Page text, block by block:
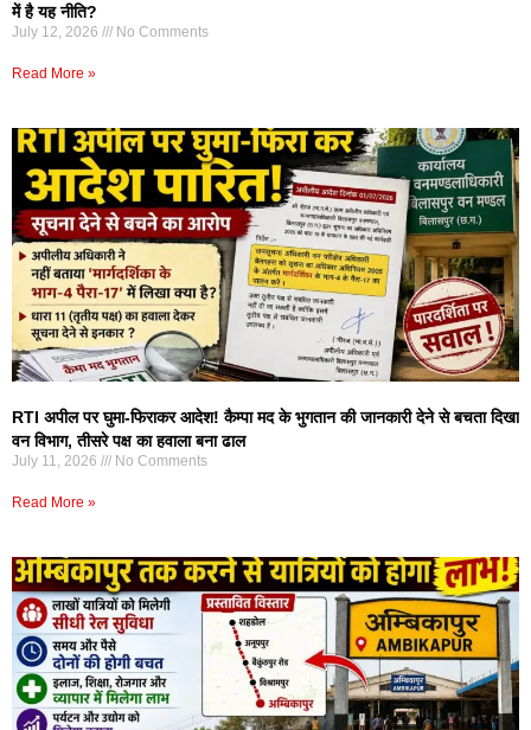
में है यह नीति?
July 12, 2026 No Comments
Read More »
RTI अपील पर घुमा-फिराकर आदेश! कैम्पा मद के भुगतान की जानकारी देने से बचता दिखा
वन विभाग, तीसरे पक्ष का हवाला बना ढाल
July 11, 2026 No Comments
Read More »